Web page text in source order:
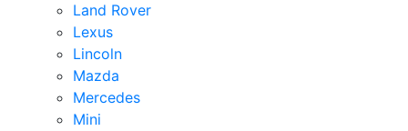
Land Rover
Lexus
Lincoln
Mazda
Mercedes
Mini